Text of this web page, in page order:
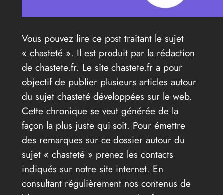
Vous pouvez lire ce post traitant le sujet
« chasteté ». Il est produit par la rédaction
de chastete.fr. Le site chastete.fr a pour
objectif de publier plusieurs articles autour
du sujet chasteté développées sur le web.
Cette chronique se veut générée de la
façon la plus juste qui soit. Pour émettre
des remarques sur ce dossier autour du
sujet « chasteté » prenez les contacts
indiqués sur notre site internet. En
consultant régulièrement nos contenus de